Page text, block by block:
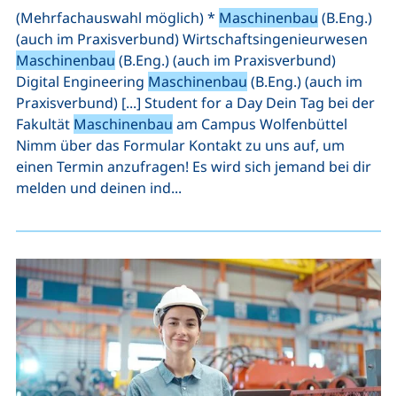
(Mehrfachauswahl möglich) * Maschinenbau (B.Eng.)
(auch im Praxisverbund) Wirtschaftsingenieurwesen
Maschinenbau (B.Eng.) (auch im Praxisverbund)
Digital Engineering Maschinenbau (B.Eng.) (auch im
Praxisverbund) [...] Student for a Day Dein Tag bei der
Fakultät Maschinenbau am Campus Wolfenbüttel
Nimm über das Formular Kontakt zu uns auf, um
einen Termin anzufragen! Es wird sich jemand bei dir
melden und deinen ind...